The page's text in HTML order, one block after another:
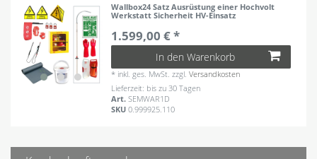
Wallbox24 Satz Ausrüstung einer Hochvolt
Werkstatt Sicherheit HV-Einsatz
1.599,00 € *
In den Warenkorb
* inkl. ges. MwSt. zzgl.Versandkosten
Lieferzeit: bis zu 30 Tagen
Art.SEMWAR1D
SKU0.999925.110